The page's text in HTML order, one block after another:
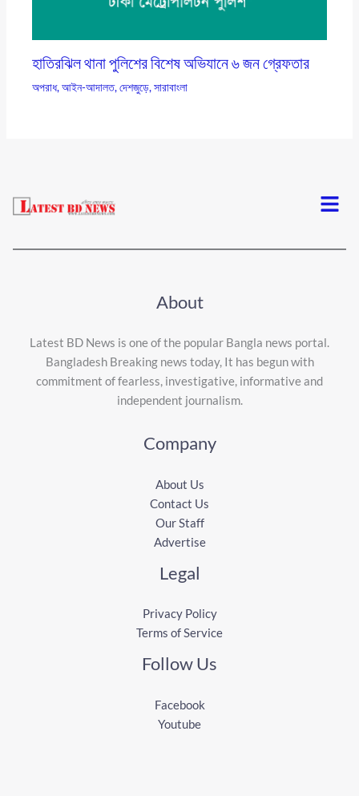
হাতিরঝিল থানা পুলিশের বিশেষ অভিযানে ৬ জন গ্রেফতার
অপরাধ,আইন-আদালত,দেশজুড়ে,সারাবাংলা
Menu
About
Latest BD News is one of the popular Bangla news portal.
Bangladesh Breaking news today, It has begun with
commitment of fearless, investigative, informative and
independent journalism.
Company
About Us
Contact Us
Our Staff
Advertise
Legal
Privacy Policy
Terms of Service
Follow Us
Facebook
Youtube